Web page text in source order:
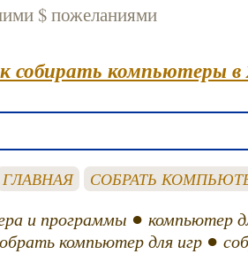
$ пожеланиями
собирать компьютеры в
ГЛАВНАЯ СОБРАТЬ
и программы ●компьютер
компьютер для игр ●